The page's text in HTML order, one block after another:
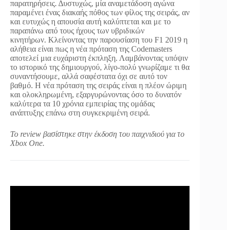
παρατηρήσεις. Δυστυχώς, μία αναμετάδοση αγώνα
παραμένει ένας διακαής πόθος των φίλος της σειράς, αν
και ευτυχώς η απουσία αυτή καλύπτεται και με το
παραπάνω από τους ήχους των υβριδικών
κινητήρων. Κλείνοντας την παρουσίαση του F1 2019 η
αλήθεια είναι πως η νέα πρόταση της Codemasters
αποτελεί μια ευχάριστη έκπληξη. Λαμβάνοντας υπόψιν
το ιστορικό της δημιουργού, λίγο-πολύ γνωρίζαμε τι θα
συναντήσουμε, αλλά σαφέστατα όχι σε αυτό τον
βαθμό. Η νέα πρόταση της σειράς είναι η πλέον ώριμη
και ολοκληρωμένη, εξαργυρώνοντας όσο το δυνατόν
καλύτερα τα 10 χρόνια εμπειρίας της ομάδας
ανάπτυξης επάνω στη συγκεκριμένη σειρά.
Το review βασίστηκε στην έκδοση του παιχνιδιού για το
Xbox One.